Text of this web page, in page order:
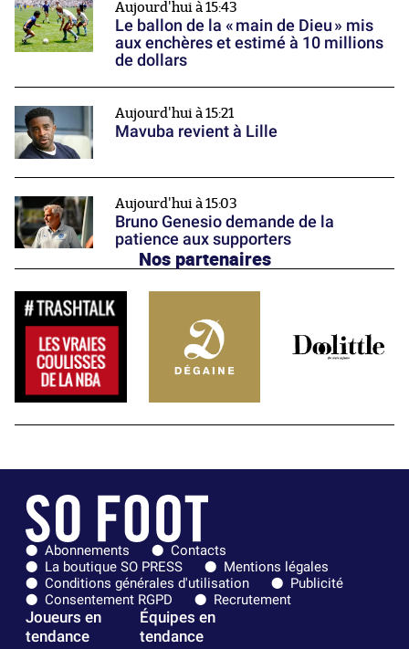
Aujourd'hui à 15:43
Le ballon de la « main de Dieu » mis
aux enchères et estimé à 10 millions
de dollars
Aujourd'hui à 15:21
Mavuba revient à Lille
Aujourd'hui à 15:03
Bruno Genesio demande de la
patience aux supporters
Nos partenaires
Abonnements
Contacts
La boutique SO PRESS
Mentions légales
Conditions générales d'utilisation
Publicité
Consentement RGPD
Recrutement
Joueurs en
tendance
Équipes en
tendance